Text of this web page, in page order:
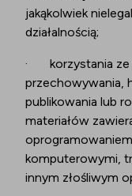
jakąkolwiek
działalnością;
· korzystania
przechowywania,
publikowania lub
materiałów
komputerowymi,
innym złośliwym